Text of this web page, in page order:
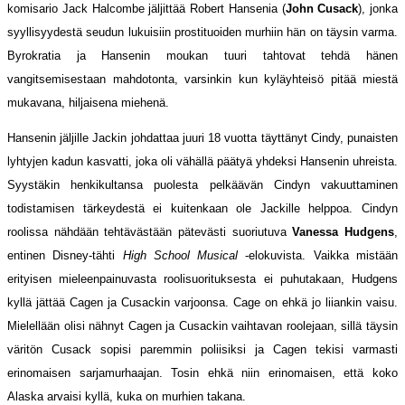
komisario Jack Halcombe jäljittää Robert Hansenia (John Cusack), jonka
syyllisyydestä seudun lukuisiin prostituoiden murhiin hän on täysin varma.
Byrokratia ja Hansenin moukan tuuri tahtovat tehdä hänen
vangitsemisestaan mahdotonta, varsinkin kun kyläyhteisö pitää miestä
mukavana, hiljaisena miehenä.
Hansenin jäljille Jackin johdattaa juuri 18 vuotta täyttänyt Cindy, punaisten
lyhtyjen kadun kasvatti, joka oli vähällä päätyä yhdeksi Hansenin uhreista.
Syystäkin henkikultansa puolesta pelkäävän Cindyn vakuuttaminen
todistamisen tärkeydestä ei kuitenkaan ole Jackille helppoa. Cindyn
roolissa nähdään tehtävästään pätevästi suoriutuvaVanessa Hudgens,
entinen Disney-tähti High School Musical -elokuvista. Vaikka mistään
erityisen mieleenpainuvasta roolisuorituksesta ei puhutakaan, Hudgens
kyllä jättää Cagen ja Cusackin varjoonsa. Cage on ehkä jo liiankin vaisu.
Mielellään olisi nähnyt Cagen ja Cusackin vaihtavan roolejaan, sillä täysin
väritön Cusack sopisi paremmin poliisiksi ja Cagen tekisi varmasti
erinomaisen sarjamurhaajan. Tosin ehkä niin erinomaisen, että koko
Alaska arvaisi kyllä, kuka on murhien takana.